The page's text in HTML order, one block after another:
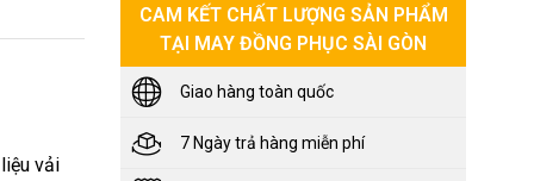
vải
CAM KẾT CHẤT LƯỢNG SẢN PHẨM
TẠI MAY ĐỒNG PHỤC SÀI GÒN
Giao hàng toàn quốc
7 Ngày trả hàng miễn phí